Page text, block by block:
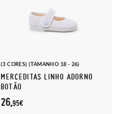
(3 CORES) (TAMANHO 18 - 26)
MERCEDITAS LINHO ADORNO
BOTÃO
26,95€